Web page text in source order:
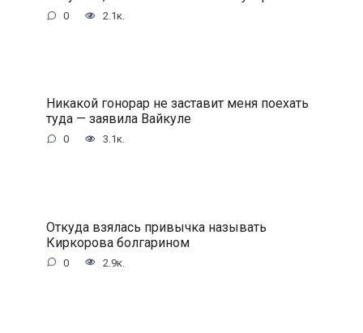
0 2.1к.
Никакой гонорар не заставит меня поехать
туда — заявила Вайкyле
0 3.1к.
Откуда взялась привычка называть
Киркорова болгарином
0 2.9к.